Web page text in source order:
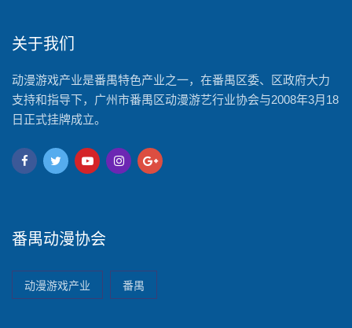
关于我们
动漫游戏产业是番禺特色产业之一，在番禺区委、区政府大力
支持和指导下，广州市番禺区动漫游艺行业协会与2008年3月18
日正式挂牌成立。
番禺动漫协会
动漫游戏产业 番禺